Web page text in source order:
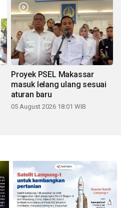
Proyek PSEL Makassar
masuk lelang ulang sesuai
aturan baru
05 August 2026 18:01 WIB